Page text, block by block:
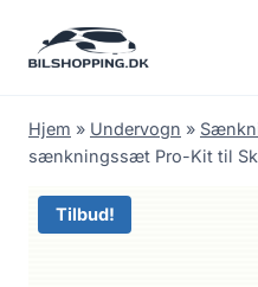
Hjem » Undervogn »
sænkningssæt Pro-Kit til
Tilbud!